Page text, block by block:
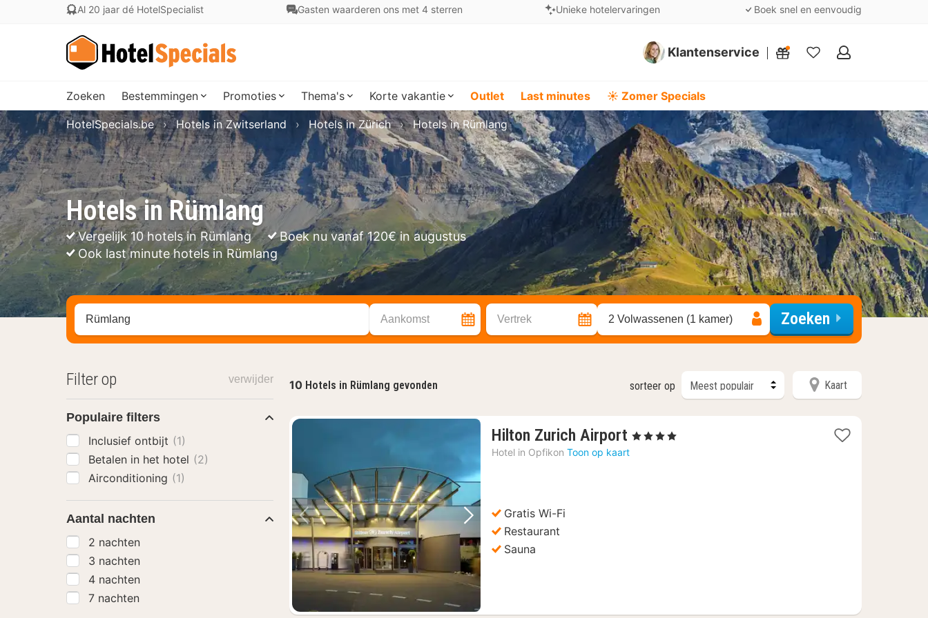
Al 20 jaar dé HotelSpecialist Gasten waarderen ons met 4 sterren Unieke hotelervaringen Boek snel en eenvoudig
Klantenservice
Mijn
Zoeken Bestemmingen Promoties Thema's Korte vakantie Outlet Last minutes ☀️ Zomer Specials
Hotels in Rümlang
Vergelijk 10 hotels in Rümlang
Boek nu vanaf 120€ in augustus
Ook last minute hotels in Rümlang
HotelSpecials.be Hotels in Zwitserland Hotels in Zürich Hotels in Rümlang
Zoek op hotel, regio of stad Aankomst Vertrek 2 Volwassenen (1 kamer) Zoeken
10 Hotels in Rümlang gevonden sorteer op Kaart
Vorige foto Volgende foto
Hilton Zurich Airport 1
, 4 Sterren
Hotel in Opfikon Toon op kaart
Gratis Wi-Fi
Restaurant
Sauna
Filter op verwijder
Populaire filters
Inclusief ontbijt (1)
Betalen in het hotel (2)
Airconditioning (1)
Aantal nachten
2 nachten
3 nachten
4 nachten
7 nachten